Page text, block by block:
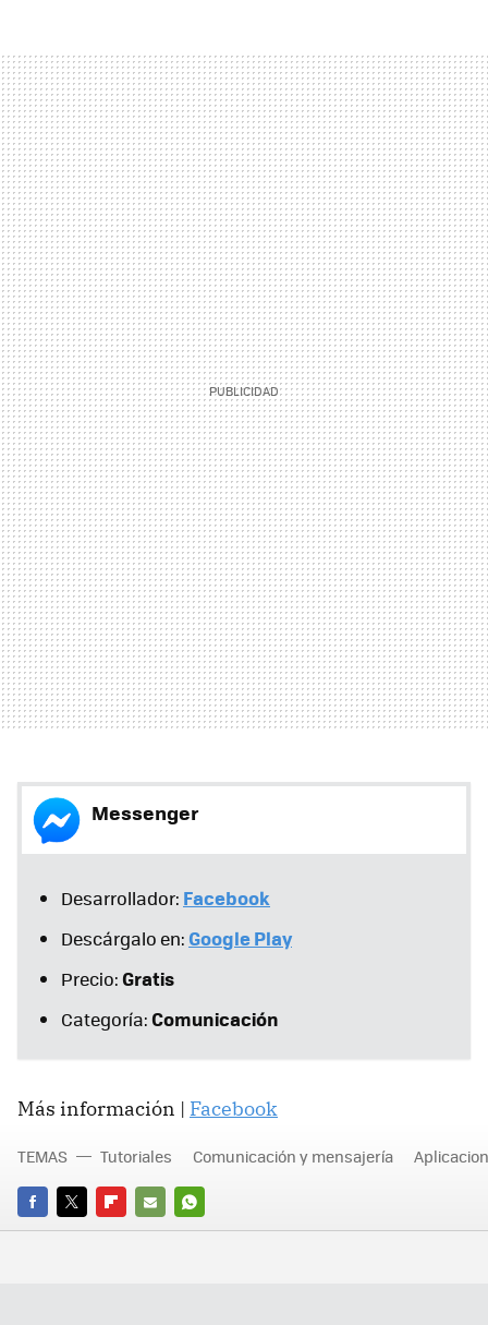
Messenger
Desarrollador: Facebook
Descárgalo en: Google Play
Precio:Gratis
Categoría:Comunicación
Más información | Facebook
FACEBOOK
TWITTERFLIPBOARD
E-
WHATSAPP
TEMAS Tutoriales Comunicación y mensajería